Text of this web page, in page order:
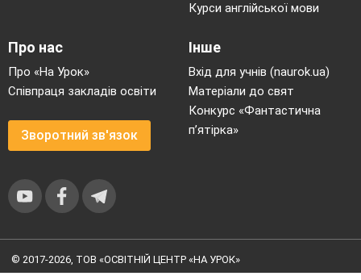
Курси англійської мови
Про нас
Про «На Урок»
Співпраця закладів освіти
Зворотний зв'язок
Інше
Вхід для учнів (naurok.ua)
Матеріали до свят
Конкурс «Фантастична
п’ятірка»
© 2017-2026, ТОВ «ОСВІТНІЙ ЦЕНТР «НА УРОК»